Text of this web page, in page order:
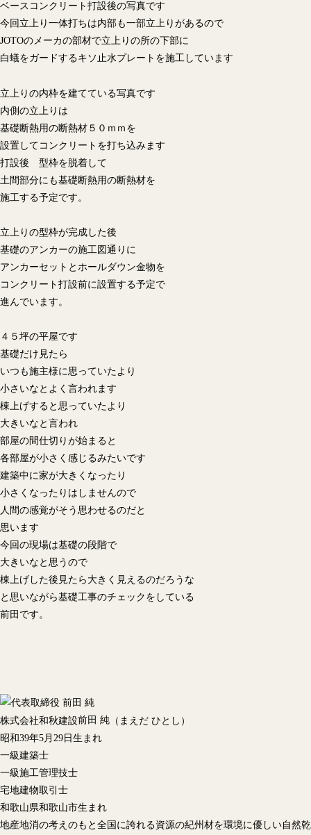
ベースコンクリート打設後の写真です
今回立上り一体打ちは内部も一部立上りがあるので
JOTOのメーカの部材で立上りの所の下部に
白蟻をガードするキソ止水プレートを施工しています
立上りの内枠を建てている写真です
内側の立上りは
基礎断熱用の断熱材５０ｍｍを
設置してコンクリートを打ち込みます
打設後 型枠を脱着して
土間部分にも基礎断熱用の断熱材を
施工する予定です。
立上りの型枠が完成した後
基礎のアンカーの施工図通りに
アンカーセットとホールダウン金物を
コンクリート打設前に設置する予定で
進んでいます。
４５坪の平屋です
基礎だけ見たら
いつも施主様に思っていたより
小さいなとよく言われます
棟上げすると思っていたより
大きいなと言われ
部屋の間仕切りが始まると
各部屋が小さく感じるみたいです
建築中に家が大きくなったり
小さくなったりはしませんので
人間の感覚がそう思わせるのだと
思います
今回の現場は基礎の段階で
大きいなと思うので
棟上げした後見たら大きく見えるのだろうな
と思いながら基礎工事のチェックをしている
前田です。
株式会社和秋建設前田 純 （まえだ ひとし）
昭和39年5月29日生まれ
一級建築士
一級施工管理技士
宅地建物取引士
和歌山県和歌山市生まれ
地産地消の考えのもと全国に誇れる資源の紀州材を環境に優しい自然乾